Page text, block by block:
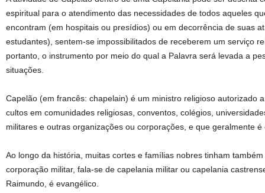
espiritual para o atendimento das necessidades de todos aqueles
encontram (em hospitais ou presídios) ou em decorrência de suas
estudantes), sentem-se impossibilitados de receberem um serviço
portanto, o instrumento por meio do qual a Palavra será levada a
situações.
Capelão (em francês: chapelain) é um ministro religioso autorizado
cultos em comunidades religiosas, conventos, colégios,
militares e outras organizações ou corporações, e que geralmente
Ao longo da história, muitas cortes e famílias nobres tinham
corporação militar, fala-se de capelania militar ou capelania
Raimundo, é evangélico.